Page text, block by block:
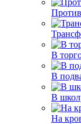
В
В
В
На